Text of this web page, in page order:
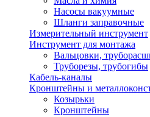
Насосы вакуумные
Шланги заправочные
Измерительный инструмент
Инструмент для монтажа
Вальцовки,
Труборезы, трубогибы
Кабель-каналы
Кронштейны и
Козырьки
Кронштейны